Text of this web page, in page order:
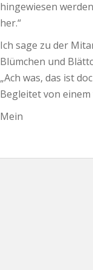
hingewiesen
her.“
Ich sage zu der
Blümchen und
„Ach was, das ist
Begleitet von
Mein